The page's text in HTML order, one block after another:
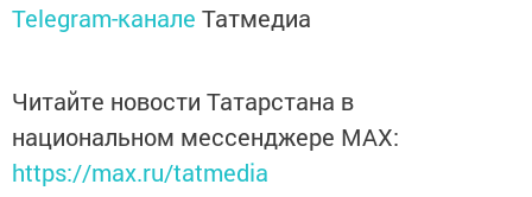
Telegram-канале Татмедиа
Читайте новости Татарстана в
национальном мессенджере MАХ:
https://max.ru/tatmedia